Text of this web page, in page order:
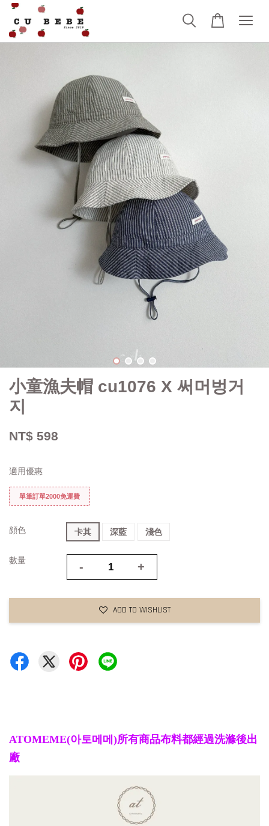
小童漁夫帽 cu1076 X 써머벙거
지
NT$ 598
適用優惠
單筆訂單2000免運費
顔色 卡其 深藍 淺色
數量 - +
ADD TO WISHLIST
ATOMEME(아토메메)所有商品布料都經過洗滌後出
廠